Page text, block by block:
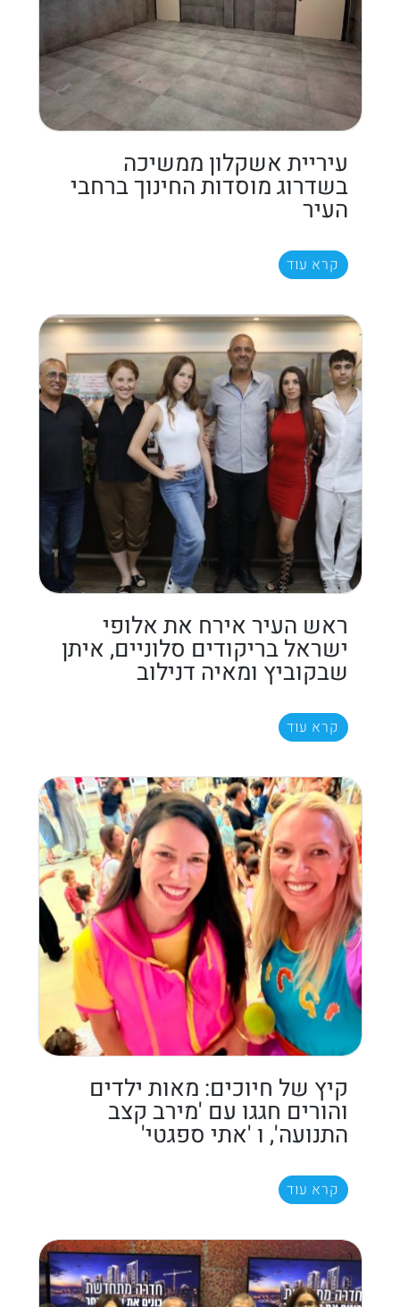
עיריית אשקלון ממשיכה
בשדרוג מוסדות החינוך ברחבי
העיר
קרא עוד
ראש העיר אירח את אלופי
ישראל בריקודים סלוניים, איתן
שבקוביץ ומאיה דנילוב
קרא עוד
קיץ של חיוכים: מאות ילדים
והורים חגגו עם 'מירב קצב
התנועה', ו 'אתי ספגטי'
קרא עוד